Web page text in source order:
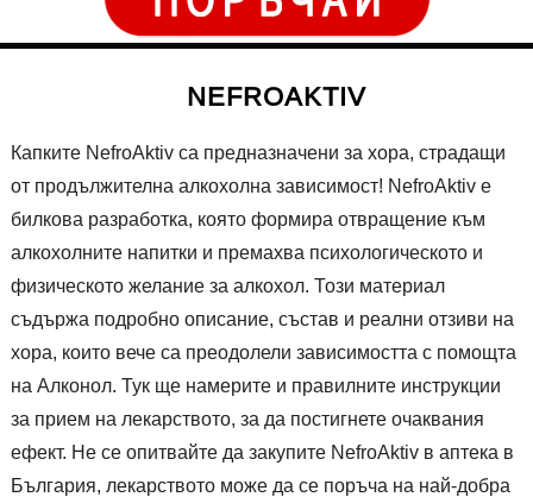
NEFROAKTIV
Капките NefroAktiv са предназначени за хора, страдащи
от продължителна алкохолна зависимост! NefroAktiv е
билкова разработка, която формира отвращение към
алкохолните напитки и премахва психологическото и
физическото желание за алкохол. Този материал
съдържа подробно описание, състав и реални отзиви на
хора, които вече са преодолели зависимостта с помощта
на Алконол. Тук ще намерите и правилните инструкции
за прием на лекарството, за да постигнете очаквания
ефект. Не се опитвайте да закупите NefroAktiv в аптека в
България, лекарството може да се поръча на най-добра